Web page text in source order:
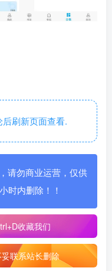
刷新页面查看.
请勿商业运营，仅供
时内删除！！
收藏我们
联系站长删除